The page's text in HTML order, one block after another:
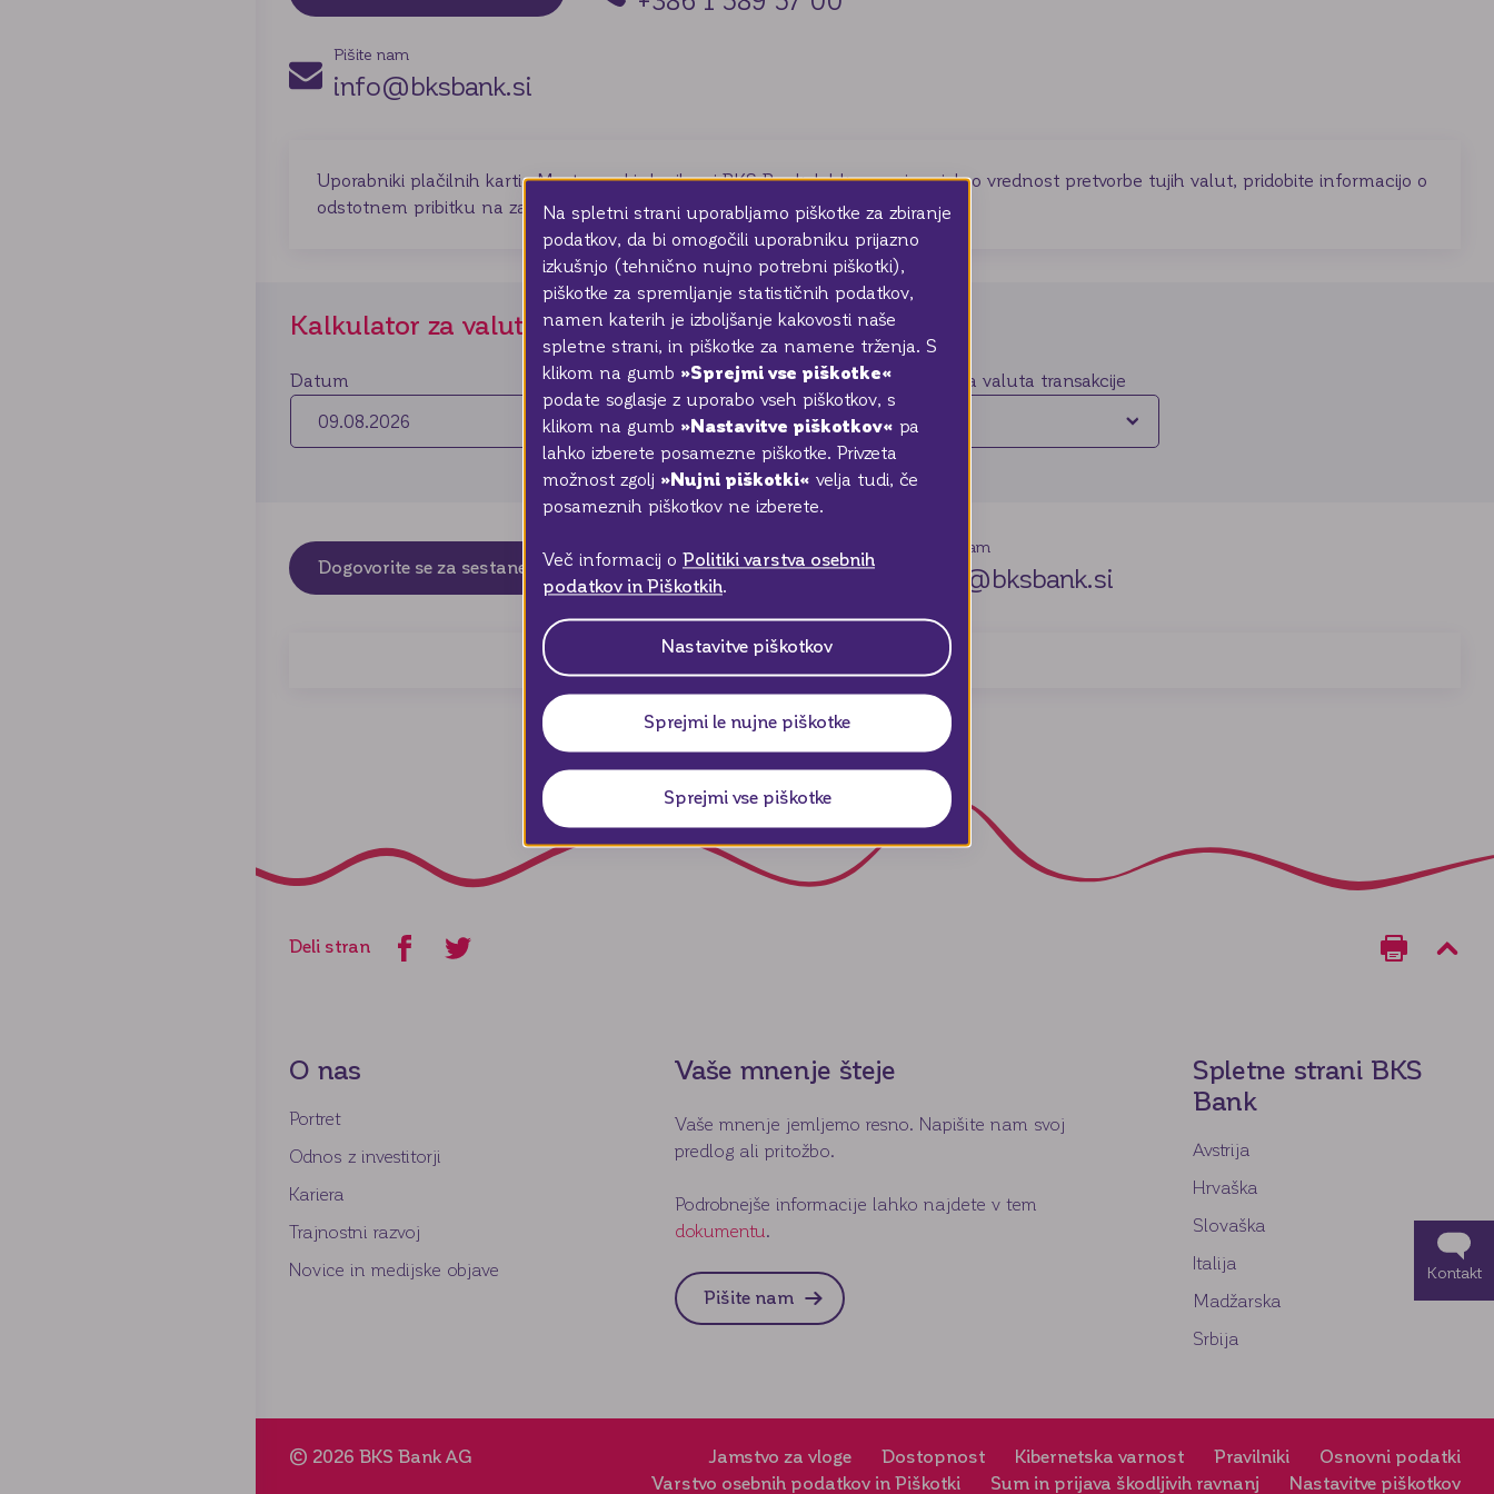
Pišite nam
info@bksbank.si
Uporabniki plačilnih kartic Mastercard izdanih pri BKS Bank, lahko za primerjalno vrednost pretvorbe tujih valut, pridobite informacijo o
odstotnem pribitku na zadnji referenčni tečaj evra ECB.
Kalkulator za valute
Datum Znesek transakcije Originalna valuta transakcije
Dogovorite se za sestanek +386 1 589 57 00
Pišite nam
info@bksbank.si
Deli stran
O nas
Portret
Odnos z investitorji
Kariera
Trajnostni razvoj
Novice in medijske objave
Vaše mnenje šteje
Vaše mnenje jemljemo resno. Napišite nam svoj
predlog ali pritožbo.
Podrobnejše informacije lahko najdete v tem
dokumentu.
Pišite nam
Spletne strani BKS
Bank
Avstrija
Hrvaška
Slovaška
Italija
Madžarska
Srbija
Jamstvo za vloge Dostopnost Kibernetska varnost Pravilniki
Osnovni podatki
Varstvo osebnih podatkov in Piškotki
Sum in prijava škodljivih ravnanj Nastavitve piškotkov
© 2026 BKS Bank AG
Kontakt
Na spletni strani uporabljamo piškotke za zbiranje
podatkov, da bi omogočili uporabniku prijazno
izkušnjo (tehnično nujno potrebni piškotki),
piškotke za spremljanje statističnih podatkov,
namen katerih je izboljšanje kakovosti naše
spletne strani, in piškotke za namene trženja. S
klikom na gumb »Sprejmi vse piškotke«
podate soglasje z uporabo vseh piškotkov, s
klikom na gumb »Nastavitve piškotkov« pa
lahko izberete posamezne piškotke. Privzeta
možnost zgolj »Nujni piškotki« velja tudi, če
posameznih piškotkov ne izberete.
Več informacij o Politiki varstva osebnih
podatkov in Piškotkih.
Nastavitve piškotkov
Sprejmi le nujne piškotke
Sprejmi vse piškotke